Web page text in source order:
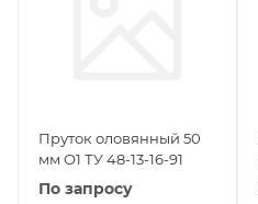
Пруток оловянный 50
мм О1 ТУ 48-13-16-91
По запросу